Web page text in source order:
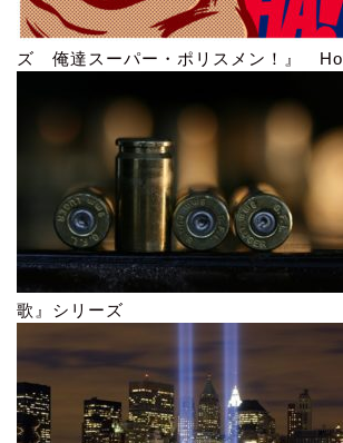
ズ 俺達スーパー・ポリスメン！』
歌』シリーズ